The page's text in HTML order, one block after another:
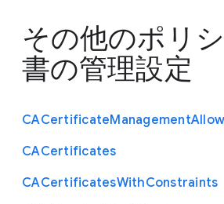
その他のポリ
書の管理設定
CACertificateManagement
CACertificates
CACertificatesWithConstraints